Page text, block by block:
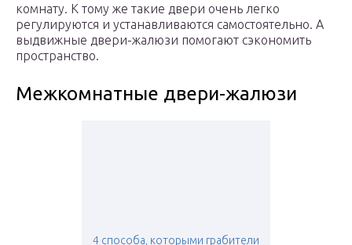
комнату. К тому же такие двери очень легко
регулируются и устанавливаются самостоятельно. А
выдвижные двери-жалюзи помогают сэкономить
пространство.
Межкомнатные двери-жалюзи
4 способа, которыми грабители